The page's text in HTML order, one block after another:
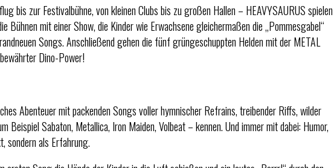
bis zur Festivalbühne, von kleinen Clubs bis zu großen Hallen – HEAVYSAURUS spielen
mit einer Show, die Kinder wie Erwachsene gleichermaßen die „Pommesgabel“
Songs. Anschließend gehen die fünf grüngeschuppten Helden mit der METAL
Dino-Power!
Abenteuer mit packenden Songs voller hymnischer Refrains, treibender Riffs, wilder
Sabaton, Metallica, Iron Maiden, Volbeat – kennen. Und immer mit dabei: Humor,
sondern als Erfahrung.